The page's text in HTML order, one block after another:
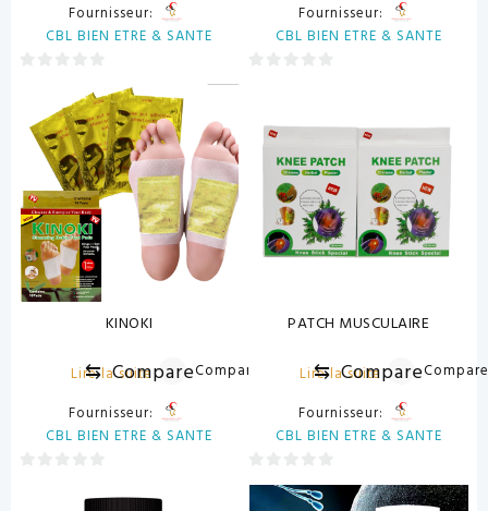
Fournisseur:
CBL BIEN ETRE & SANTE
Fournisseur:
CBL BIEN ETRE & SANTE
KINOKI
Lire la suite
⇆ CompareCompare
Fournisseur:
CBL BIEN ETRE & SANTE
PATCH MUSCULAIRE
Lire la suite
⇆ Compare
Fournisseur:
CBL BIEN ETRE & SANTE
0